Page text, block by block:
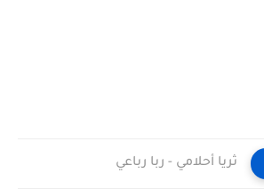
ثريا أحلامي - ربا رباعي